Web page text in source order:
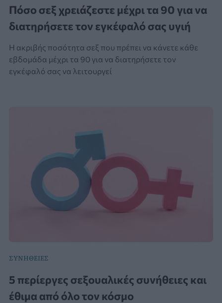
Πόσο σεξ χρειάζεστε μέχρι τα 90 για να
διατηρήσετε τον εγκέφαλό σας υγιή
Η ακριβής ποσότητα σεξ που πρέπει να κάνετε κάθε
εβδομάδα μέχρι τα 90 για να διατηρήσετε τον
εγκέφαλό σας να λειτουργεί
ΣΥΝΗΘΕΙΕΣ
5 περίεργες σεξουαλικές συνήθειες και
έθιμα από όλο τον κόσμο